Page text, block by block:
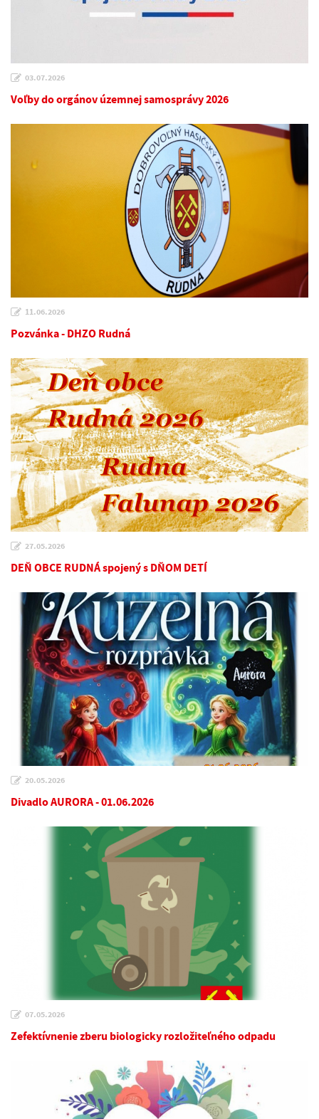
03.07.2026
Voľby do orgánov územnej samosprávy 2026
11.06.2026
Pozvánka - DHZO Rudná
27.05.2026
DEŇ OBCE RUDNÁ spojený s DŇOM DETÍ
20.05.2026
Divadlo AURORA - 01.06.2026
07.05.2026
Zefektívnenie zberu biologicky rozložiteľného odpadu